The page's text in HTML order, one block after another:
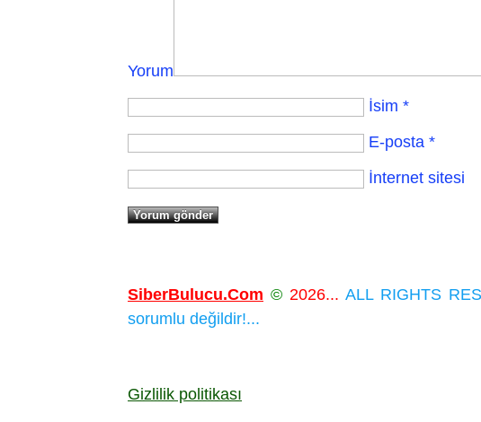
Yorum
İsim *
E-posta *
İnternet sitesi
SiberBulucu.Com © 2026... ALL RIGHTS
sorumlu değildir!...
Gizlilik politikası